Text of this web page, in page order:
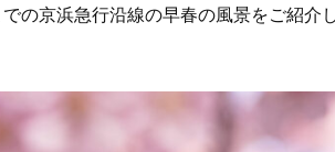
の京浜急行沿線の早春の風景をご紹介